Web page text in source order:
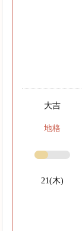
大吉
地格
21(木)